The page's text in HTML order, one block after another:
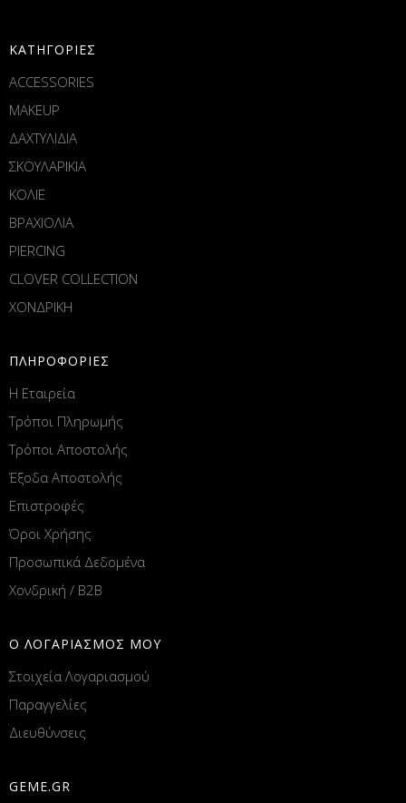
ΚΑΤΗΓΟΡΙΕΣ
ACCESSORIES
MAKEUP
ΔΑΧΤΥΛΙΔΙΑ
ΣΚΟΥΛΑΡΙΚΙΑ
ΚΟΛΙΕ
ΒΡΑΧΙΟΛΙΑ
PIERCING
CLOVER COLLECTION
ΧΟΝΔΡΙΚΗ
ΠΛΗΡΟΦΟΡΙΕΣ
Η Εταιρεία
Τρόποι Πληρωμής
Τρόποι Αποστολής
Έξοδα Αποστολής
Επιστροφές
Όροι Χρήσης
Προσωπικά Δεδομένα
Χονδρική / B2B
Ο ΛΟΓΑΡΙΑΣΜΟΣ ΜΟΥ
Στοιχεία Λογαριασμού
Παραγγελίες
Διευθύνσεις
GEME.GR